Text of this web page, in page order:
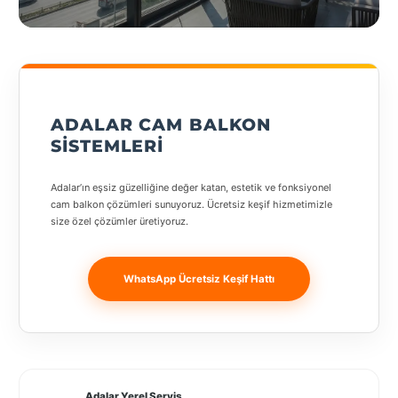
geçiş
yapın
ADALAR CAM BALKON
SISTEMLERI
Adalar’ın eşsiz güzelliğine değer katan, estetik ve fonksiyonel
cam balkon çözümleri sunuyoruz. Ücretsiz keşif hizmetimizle
size özel çözümler üretiyoruz.
WhatsApp Ücretsiz Keşif Hattı
States
Tüm
Şehirler
Adana
Adıyaman
Afyonkarahisar
Antalya
Aydın